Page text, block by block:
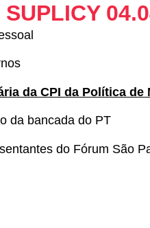
da CPI da Política de
da bancada do PT
do Fórum São